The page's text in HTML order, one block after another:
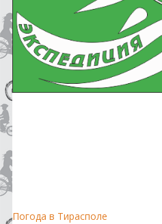
Погода в Тирасполе